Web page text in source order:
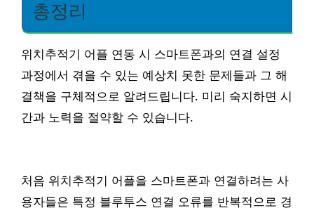
총정리
위치추적기 어플 연동 시 스마트폰과의 연결 설정
과정에서 겪을 수 있는 예상치 못한 문제들과 그 해
결책을 구체적으로 알려드립니다. 미리 숙지하면 시
간과 노력을 절약할 수 있습니다.
처음 위치추적기 어플을 스마트폰과 연결하려는 사
용자들은 특정 블루투스 연결 오류를 반복적으로 경